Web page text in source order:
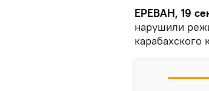
ЕРЕВАН, 19
нарушили